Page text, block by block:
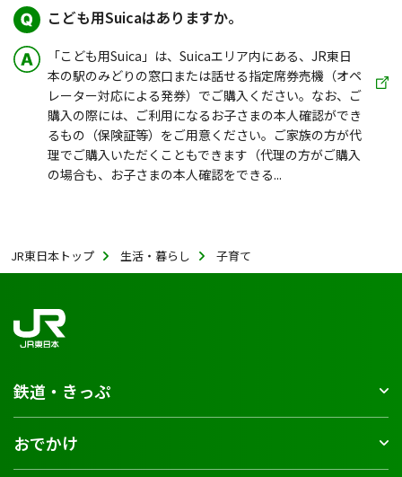
こども用Suicaはありますか。
「こども用Suica」は、Suicaエリア内にある、JR東日
本の駅のみどりの窓口または話せる指定席券売機（オペ
レーター対応による発券）でご購入ください。なお、ご
購入の際には、ご利用になるお子さまの本人確認ができ
るもの（保険証等）をご用意ください。ご家族の方が代
理でご購入いただくこともできます（代理の方がご購入
の場合も、お子さまの本人確認をできる...
JR東日本トップ 生活・暮らし 子育て
鉄道・きっぷ
おでかけ